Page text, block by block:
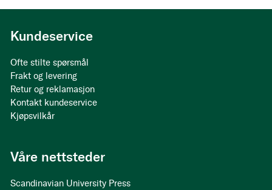
Kundeservice
Ofte stilte spørsmål
Frakt og levering
Retur og reklamasjon
Kontakt kundeservice
Kjøpsvilkår
Våre nettsteder
Scandinavian University Press